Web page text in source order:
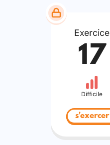
Exercice
17
Difficile
s'exercer